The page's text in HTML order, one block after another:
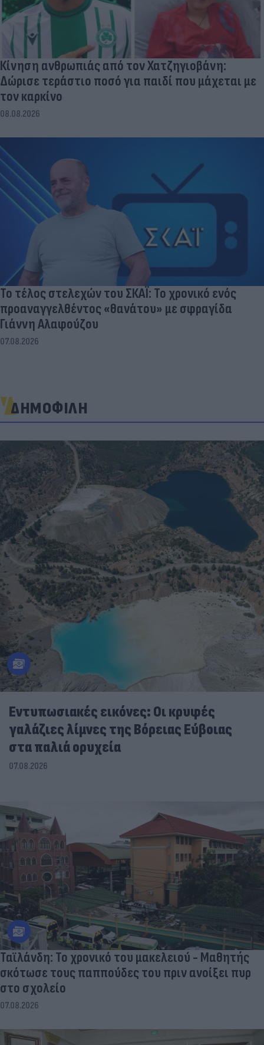
Κίνηση ανθρωπιάς από τον Χατζηγιοβάνη:
Δώρισε τεράστιο ποσό για παιδί που μάχεται με
τον καρκίνο
08.08.2026
Το τέλος στελεχών του ΣΚΑΪ: Το χρονικό ενός
προαναγγελθέντος «θανάτου» με σφραγίδα
Γιάννη Αλαφούζου
07.08.2026
ΔΗΜΟΦΙΛΗ
Εντυπωσιακές εικόνες: Οι κρυφές
γαλάζιες λίμνες της Βόρειας Εύβοιας
στα παλιά ορυχεία
07.08.2026
Ταϊλάνδη: Το χρονικό του μακελειού - Μαθητής
σκότωσε τους παππούδες του πριν ανοίξει πυρ
στο σχολείο
07.08.2026